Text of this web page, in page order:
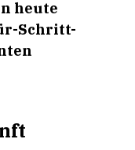
heute
Schritt-